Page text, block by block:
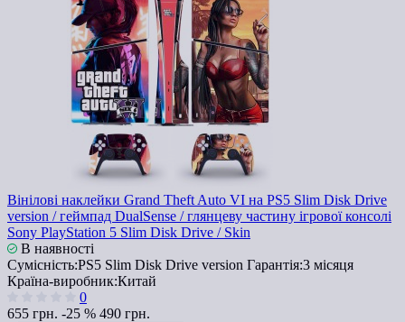
Вінілові наклейки Grand Theft Auto VI на PS5 Slim Disk Drive
version / геймпад DualSense / глянцеву частину ігрової консолі
Sony PlayStation 5 Slim Disk Drive / Skin
В наявності
Сумісність:PS5 Slim Disk Drive version Гарантія:3 місяця
Країна-виробник:Китай
0
655 грн. -25 % 490 грн.